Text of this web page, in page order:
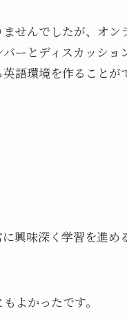
せんでしたが、オン
ーとディスカッショ
語環境を作ることが
興味深く学習を進め
よかったです。